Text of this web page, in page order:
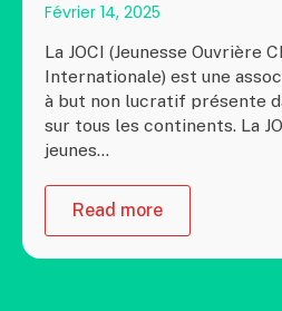
Février 14, 2025
La JOCI (Jeunesse Ouvrière
Internationale) est une
à but non lucratif présente
sur tous les continents. La
jeunes…
Read more